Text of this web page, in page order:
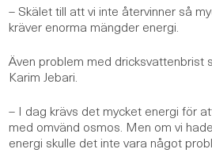
– Skälet till att vi inte återvinner så
kräver enorma mängder energi.
Även problem med dricksvattenbrist
Karim Jebari.
– I dag krävs det mycket energi för
med omvänd osmos. Men om vi
energi skulle det inte vara något